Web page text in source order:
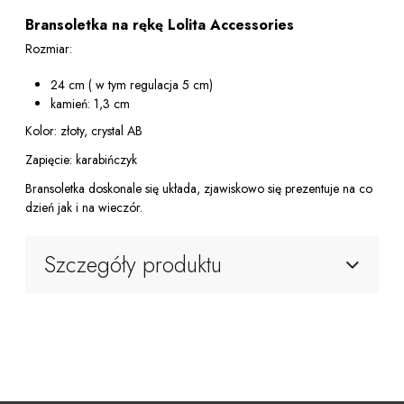
Bransoletka na rękę Lolita Accessories
Rozmiar:
24 cm ( w tym regulacja 5 cm)
kamień: 1,3 cm
Kolor: złoty, crystal AB
Zapięcie: karabińczyk
Bransoletka doskonale się układa, zjawiskowo się prezentuje na co
dzień jak i na wieczór.
Szczegóły produktu